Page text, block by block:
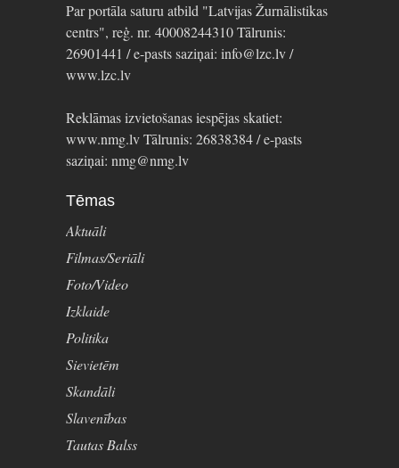
Par portāla saturu atbild "Latvijas Žurnālistikas
centrs", reģ. nr. 40008244310 Tālrunis:
26901441 / e-pasts saziņai: info@lzc.lv /
www.lzc.lv
Reklāmas izvietošanas iespējas skatiet:
www.nmg.lv Tālrunis: 26838384 / e-pasts
saziņai: nmg@nmg.lv
Tēmas
Aktuāli
Filmas/Seriāli
Foto/Video
Izklaide
Politika
Sievietēm
Skandāli
Slavenības
Tautas Balss